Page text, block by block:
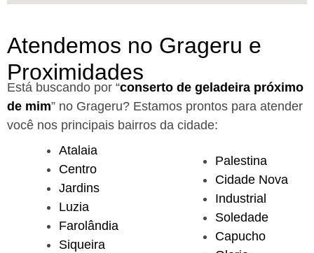
Atendemos no Grageru e
Proximidades
Está buscando por “conserto de geladeira próximo
de mim” no Grageru? Estamos prontos para atender
você nos principais bairros da cidade:
Atalaia
Centro
Jardins
Luzia
Farolândia
Siqueira
Palestina
Cidade Nova
Industrial
Soledade
Capucho